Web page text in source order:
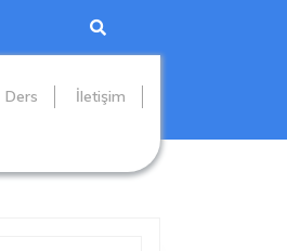
Ders İletişim